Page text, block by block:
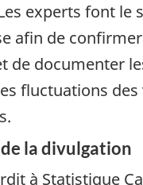
experts font le
afin de
de documenter
fluctuations des
la divulgation
à Statistique